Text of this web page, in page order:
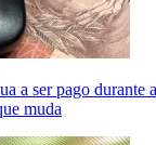
a ser pago durante
muda